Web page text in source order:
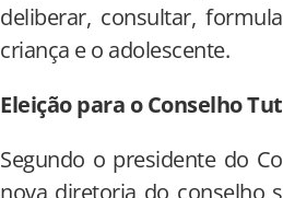
deliberar, consultar,
criança e o adolescente.
Eleição para o Conselho
Segundo o presidente do
nova diretoria do conselho